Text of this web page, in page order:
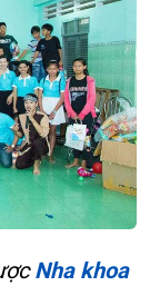
Nha khoa